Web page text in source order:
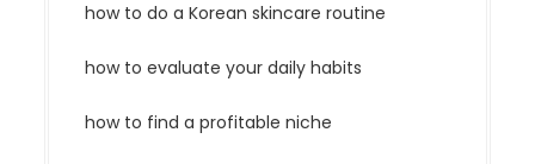
how to do a Korean skincare routine
how to evaluate your daily habits
how to find a profitable niche